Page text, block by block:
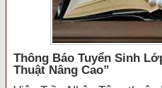
Thông Báo Tuyển Sinh
Thuật Nâng Cao”